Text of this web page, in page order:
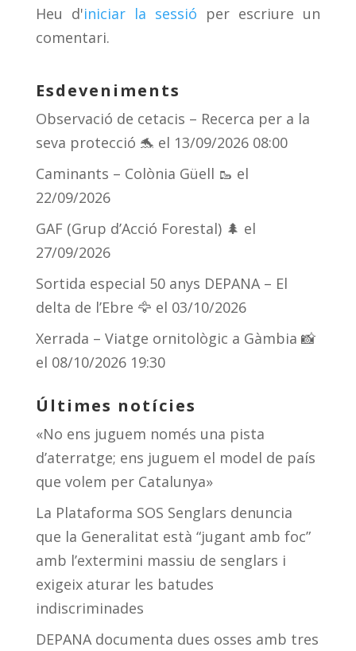
ix
Heu d'iniciar la sessió per escriure un
comentari.
Esdeveniments
Observació de cetacis – Recerca per a la
seva protecció 🐬 el 13/09/2026 08:00
Caminants – Colònia Güell 🥾 el
22/09/2026
GAF (Grup d’Acció Forestal) 🌲 el
27/09/2026
Sortida especial 50 anys DEPANA – El
delta de l’Ebre 🦅 el 03/10/2026
Xerrada – Viatge ornitològic a Gàmbia 📸
el 08/10/2026 19:30
Últimes notícies
«No ens juguem només una pista
d’aterratge; ens juguem el model de país
que volem per Catalunya»
La Plataforma SOS Senglars denuncia
que la Generalitat està “jugant amb foc”
amb l’extermini massiu de senglars i
exigeix aturar les batudes
indiscriminades
DEPANA documenta dues osses amb tres